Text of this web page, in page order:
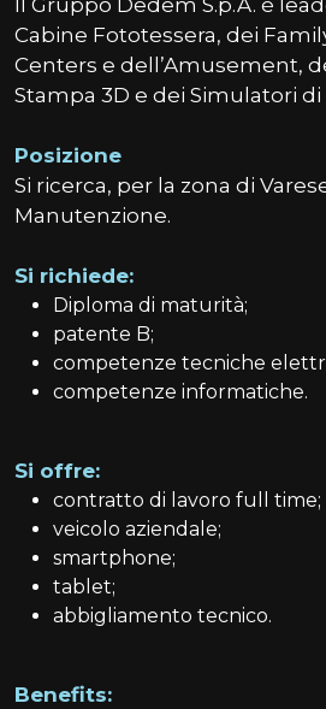
Il Gruppo Dedem S.p.A. è
Cabine Fototessera, dei
Centers e dell’Amusement,
Stampa 3D e dei Simulatori di
Posizione
Si ricerca, per la zona di
Manutenzione.
Si richiede:
Diploma di maturità;
patente B;
competenze tecniche
competenze informatiche.
Si offre:
contratto di lavoro full time;
veicolo aziendale;
smartphone;
tablet;
abbigliamento tecnico.
Benefits: